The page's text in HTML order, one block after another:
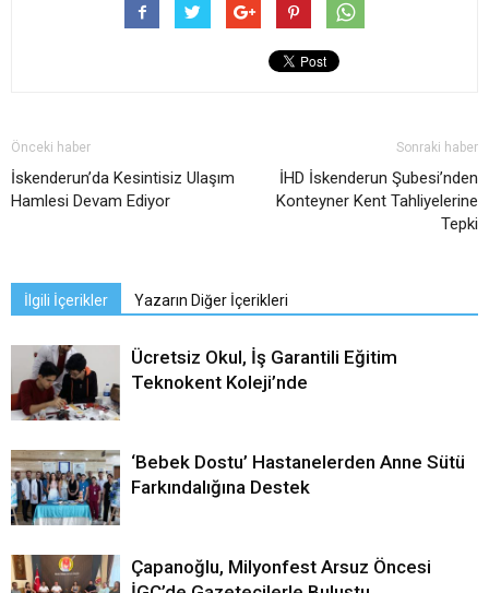
Önceki haber
İskenderun’da Kesintisiz Ulaşım
Hamlesi Devam Ediyor
Sonraki haber
İHD İskenderun Şubesi’nden
Konteyner Kent Tahliyelerine
Tepki
İlgili İçerikler Yazarın Diğer İçerikleri
Ücretsiz Okul, İş Garantili Eğitim
Teknokent Koleji’nde
‘Bebek Dostu’ Hastanelerden Anne Sütü
Farkındalığına Destek
Çapanoğlu, Milyonfest Arsuz Öncesi